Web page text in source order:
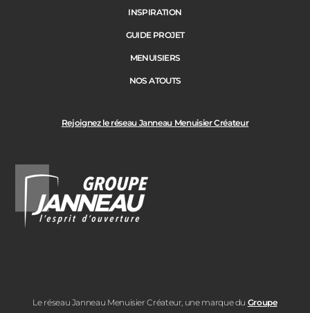
Rejoignez le réseau Janneau Menuisier Créateur
Le réseau Janneau Menuisier Créateur, une marque du Groupe
INSPIRATION
GUIDE PROJET
MENUISIERS
NOS ATOUTS